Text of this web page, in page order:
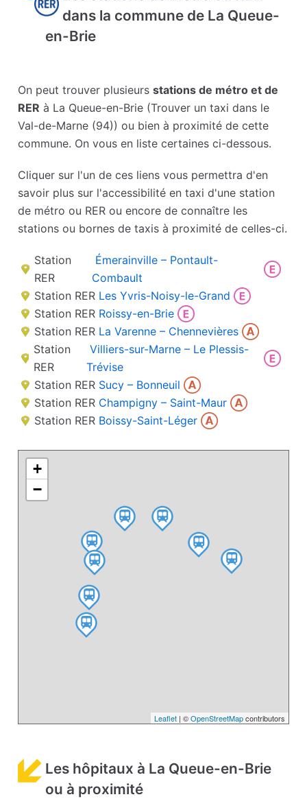
dans la commune de La Queue-
en-Brie
On peut trouver plusieursstations de métro et de
RER à La Queue-en-Brie (Trouver un taxi dans le
Val-de-Marne (94)) ou bien à proximité de cette
commune. On vous en liste certaines ci-dessous.
Cliquer sur l'un de ces liens vous permettra d'en
savoir plus sur l'accessibilité en taxi d'une station
de métro ou RER ou encore de connaître les
stations ou bornes de taxis à proximité de celles-ci.
Station
RER
Émerainville – Pontault-
Combault
Station RER Les Yvris-Noisy-le-Grand
Station RER Roissy-en-Brie
Station RER La Varenne – Chennevières
Station
RER
Villiers-sur-Marne – Le Plessis-
Trévise
Station RER Sucy – Bonneuil
Station RER Champigny – Saint-Maur
Station RER Boissy-Saint-Léger
+
−
Leaflet| ©OpenStreetMapcontributors
Les hôpitaux à La Queue-en-Brie
ou à proximité